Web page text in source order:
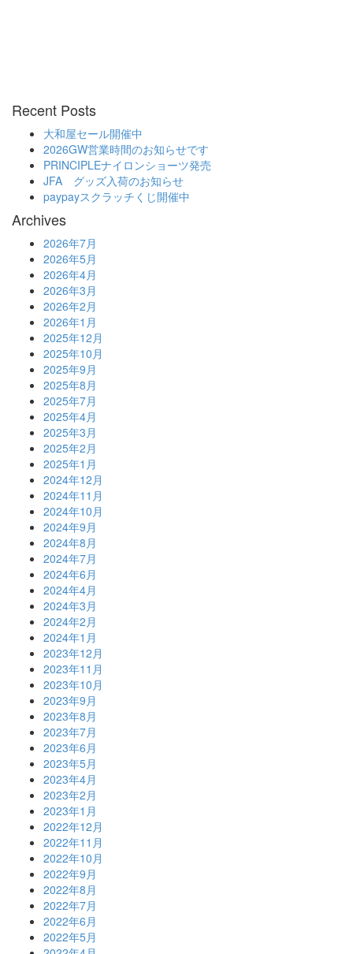
Recent Posts
大和屋セール開催中
2026GW営業時間のお知らせです
PRINCIPLEナイロンショーツ発売
JFA グッズ入荷のお知らせ
paypayスクラッチくじ開催中
Archives
2026年7月
2026年5月
2026年4月
2026年3月
2026年2月
2026年1月
2025年12月
2025年10月
2025年9月
2025年8月
2025年7月
2025年4月
2025年3月
2025年2月
2025年1月
2024年12月
2024年11月
2024年10月
2024年9月
2024年8月
2024年7月
2024年6月
2024年4月
2024年3月
2024年2月
2024年1月
2023年12月
2023年11月
2023年10月
2023年9月
2023年8月
2023年7月
2023年6月
2023年5月
2023年4月
2023年2月
2023年1月
2022年12月
2022年11月
2022年10月
2022年9月
2022年8月
2022年7月
2022年6月
2022年5月